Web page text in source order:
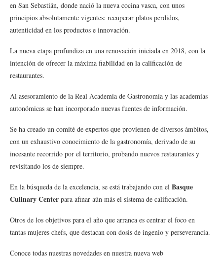
en San Sebastián, donde nació la nueva cocina vasca, con unos
principios absolutamente vigentes: recuperar platos perdidos,
autenticidad en los productos e innovación.
La nueva etapa profundiza en una renovación iniciada en 2018, con la
intención de ofrecer la máxima fiabilidad en la calificación de
restaurantes.
Al asesoramiento de la Real Academia de Gastronomía y las academias
autonómicas se han incorporado nuevas fuentes de información.
Se ha creado un comité de expertos que provienen de diversos ámbitos,
con un exhaustivo conocimiento de la gastronomía, derivado de su
incesante recorrido por el territorio, probando nuevos restaurantes y
revisitando los de siempre.
En la búsqueda de la excelencia, se está trabajando con el Basque
Culinary Center para afinar aún más el sistema de calificación.
Otros de los objetivos para el año que arranca es centrar el foco en
tantas mujeres chefs, que destacan con dosis de ingenio y perseverancia.
Conoce todas nuestras novedades en nuestra nueva web